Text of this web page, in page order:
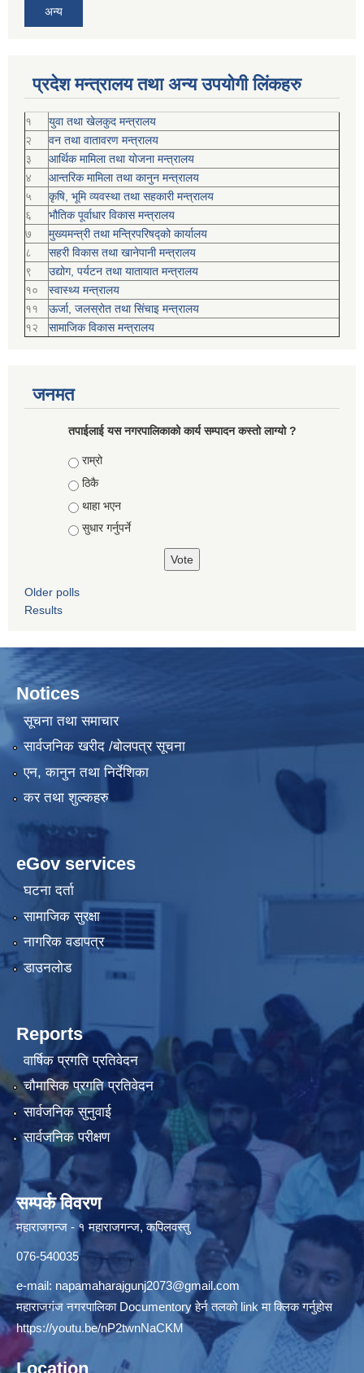
अन्य
प्रदेश मन्त्रालय तथा अन्य उपयोगी लिंकहरु
१
युवा तथा खेलकुद मन्त्रालय
२
वन तथा वातावरण मन्त्रालय
३
आर्थिक मामिला तथा योजना मन्त्रालय
४
आन्तरिक मामिला तथा कानुन मन्त्रालय
५
कृषि, भूमि व्यवस्था तथा सहकारी मन्त्रालय
६
भौतिक पूर्वाधार विकास मन्त्रालय
७
मुख्यमन्त्री तथा मन्त्रिपरिषद्को कार्यालय
८
सहरी विकास तथा खानेपानी मन्त्रालय
९
उद्योग, पर्यटन तथा यातायात मन्त्रालय
१०
स्वास्थ्य मन्त्रालय
११
ऊर्जा, जलस्रोत तथा सिंचाइ मन्त्रालय
१२
सामाजिक विकास मन्‍‍त्रालय
जनमत
तपाईलाई यस नगरपालिकाको कार्य सम्पादन कस्तो लाग्यो ?
Choices
राम्रो
ठिकै
थाहा भएन
सुधार गर्नुपर्ने
Older polls
Results
Notices
सूचना तथा समाचार
सार्वजनिक खरीद /बोलपत्र सूचना
एन, कानुन तथा निर्देशिका
कर तथा शुल्कहरु
eGov services
घटना दर्ता
सामाजिक सुरक्षा
नागरिक वडापत्र
डाउनलोड
Reports
वार्षिक प्रगति प्रतिवेदन
चौमासिक प्रगति प्रतिवेदन
सार्वजनिक सुनुवाई
सार्वजनिक परीक्षण
सम्पर्क विवरण
महाराजगन्ज - १ महाराजगन्ज, कपिलवस्तु
076-540035
e-mail: napamaharajgunj2073@gmail.com
महाराजगंज नगरपालिका Documentory हेर्न तलको link मा क्लिक गर्नुहोस
https://youtu.be/nP2twnNaCKM
Location